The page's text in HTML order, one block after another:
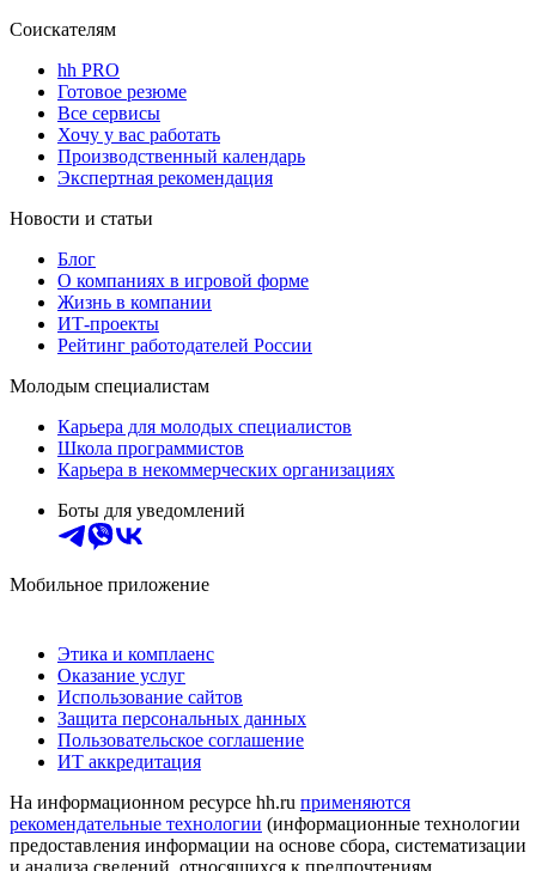
Соискателям
hh PRO
Готовое резюме
Все сервисы
Хочу у вас работать
Производственный календарь
Экспертная рекомендация
Новости и статьи
Блог
О компаниях в игровой форме
Жизнь в компании
ИТ-проекты
Рейтинг работодателей России
Молодым специалистам
Карьера для молодых специалистов
Школа программистов
Карьера в некоммерческих организациях
Боты для уведомлений
Мобильное приложение
Этика и комплаенс
Оказание услуг
Использование сайтов
Защита персональных данных
Пользовательское соглашение
ИТ аккредитация
На информационном ресурсе hh.ru применяются
рекомендательные технологии (информационные технологии
предоставления информации на основе сбора, систематизации
и анализа сведений, относящихся к предпочтениям